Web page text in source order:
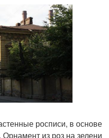
росписи, в основе
из роз на зелени